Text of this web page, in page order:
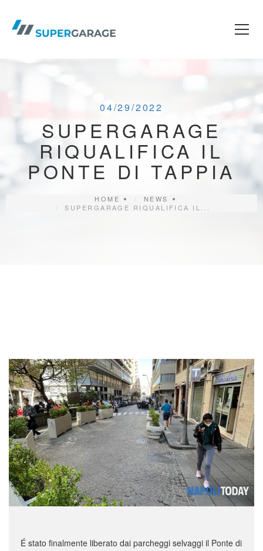
content
PUBLISHED:
04/29/2022
SUPERGARAGE
RIQUALIFICA IL
PONTE DI TAPPIA
HOME
NEWS
SUPERGARAGE RIQUALIFICA IL...
É stato finalmente liberato dai parcheggi selvaggi il Ponte di